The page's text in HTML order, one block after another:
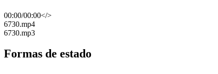
00:00/00:00</>
​6730.mp4
​6730.mp3
Formas de estado